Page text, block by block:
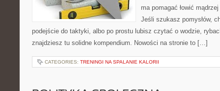
ma pomagać łowić
Jeśli szukasz pomysłów,
podejście do taktyki, albo po prostu lubisz czytać o wodzie,
znajdziesz tu solidne kompendium. Nowości na stronie to […]
CATEGORIES: TRENINGI NA SPALANIE KALORII